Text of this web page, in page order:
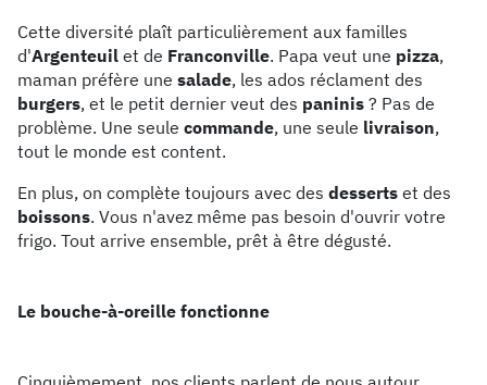
Cette diversité plaît particulièrement aux familles
d'Argenteuil et de Franconville. Papa veut une pizza,
maman préfère une salade, les ados réclament des
burgers, et le petit dernier veut des paninis ? Pas de
problème. Une seule commande, une seule livraison,
tout le monde est content.
En plus, on complète toujours avec des desserts et des
boissons. Vous n'avez même pas besoin d'ouvrir votre
frigo. Tout arrive ensemble, prêt à être dégusté.
Le bouche-à-oreille fonctionne